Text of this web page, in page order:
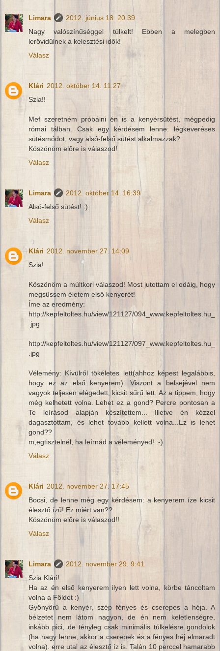
Limara
2012. június 18. 20:39
Nagy valószínűséggel túlkelt! Ebben a melegben
lerövidülnek a kelesztési idők!
Válasz
Klári 2012. október 14. 11:27
Szia!!
Mef szeretném próbálni én is a kenyérsütést, mégpedig
római tálban. Csak egy kérdésem lenne: légkeveréses
sütésmódot, vagy alsó-felső sütést alkalmazzak?
Köszönöm előre is válaszod!
Válasz
Limara
2012. október 14. 16:39
Alsó-felső sütést! :)
Válasz
Klári 2012. november 27. 14:09
Szia!
Köszönöm a múltkori válaszod! Most jutottam el odáig, hogy
megsüssem életem első kenyerét!
Íme az eredmény:
http://kepfeltoltes.hu/view/121127/094_www.kepfeltoltes.hu_
.jpg
http://kepfeltoltes.hu/view/121127/097_www.kepfeltoltes.hu_
.jpg
Vélemény: Kívülről tökéletes lett(ahhoz képest legalábbis,
hogy ez az első kenyerem). Viszont a belsejével nem
vagyok teljesen elégedett, kicsit sűrű lett. Az a tippem, hogy
még kelhetett volna. Lehet ez a gond? Percre pontosan a
Te leírásod alapján készítettem... Illetve én kézzel
dagasztottam, és lehet tovább kellett volna...Ez is lehet
gond??
m,egtisztelnél, ha leírnád a véleményed! :-)
Válasz
Klári 2012. november 27. 17:45
Bocsi, de lenne még egy kérdésem: a kenyerem íze kicsit
élesztő ízű! Ez miért van??
Köszönöm előre is válaszod!!
Válasz
Limara
2012. november 29. 9:41
Szia Klári!
Ha az én első kenyerem ilyen lett volna, körbe táncoltam
volna a Földet :)
Gyönyörű a kenyér, szép fényes és cserepes a héja. A
bélzetet nem látom nagyon, de én nem keletlenségre,
inkább pici, de tényleg csak minimális túlkelésre gondolok
(ha nagy lenne, akkor a cserepek és a fényes héj elmaradt
volna). erre utal az élesztő íz is. Talán 10 perccel hamarabb